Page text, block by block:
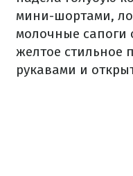
мини-шортами,
молочные сапоги
желтое стильное
рукавами и